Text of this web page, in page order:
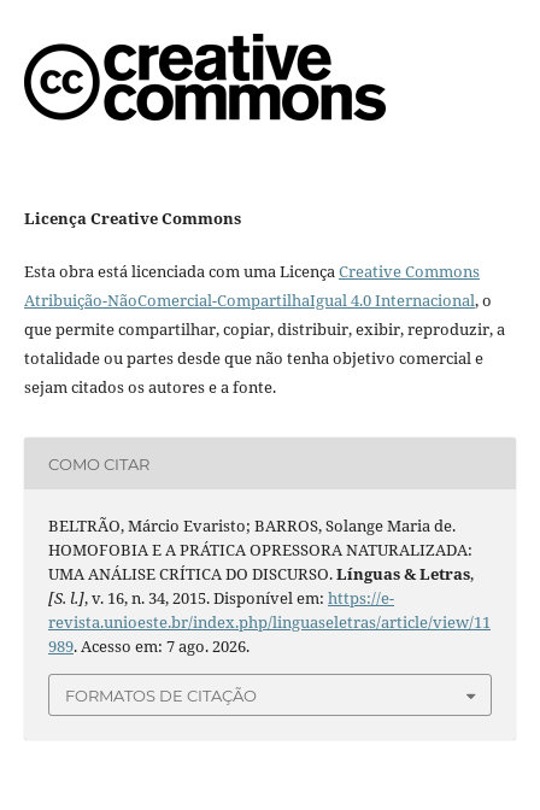
Licença Creative Commons
Esta obra está licenciada com uma LicençaCreative Commons
Atribuição-NãoComercial-CompartilhaIgual 4.0 Internacional, o
que permite compartilhar, copiar, distribuir, exibir, reproduzir, a
totalidade ou partes desde que não tenha objetivo comercial e
sejam citados os autores e a fonte.
COMO CITAR
BELTRÃO, Márcio Evaristo; BARROS, Solange Maria de.
HOMOFOBIA E A PRÁTICA OPRESSORA NATURALIZADA:
UMA ANÁLISE CRÍTICA DO DISCURSO.Línguas & Letras,
[S. l.], v. 16, n. 34, 2015. Disponível em: https://e-
revista.unioeste.br/index.php/linguaseletras/article/view/11
989. Acesso em: 7 ago. 2026.
FORMATOS DE CITAÇÃO